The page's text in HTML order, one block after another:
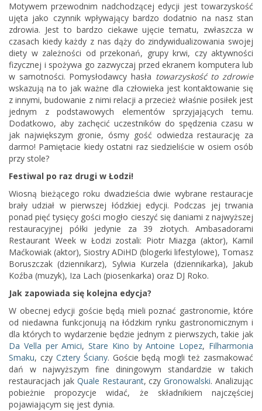
Motywem przewodnim nadchodzącej edycji jest towarzyskość
ujęta jako czynnik wpływający bardzo dodatnio na nasz stan
zdrowia. Jest to bardzo ciekawe ujęcie tematu, zwłaszcza w
czasach kiedy każdy z nas dąży do zindywidualizowania swojej
diety w zależności od przekonań, grupy krwi, czy aktywności
fizycznej i spożywa go zazwyczaj przed ekranem komputera lub
w samotności. Pomysłodawcy hasła towarzyskość to zdrowie
wskazują na to jak ważne dla człowieka jest kontaktowanie się
z innymi, budowanie z nimi relacji a przecież właśnie posiłek jest
jednym z podstawowych elementów sprzyjających temu.
Dodatkowo, aby zachęcić uczestników do spędzenia czasu w
jak największym gronie, ósmy gość odwiedza restaurację za
darmo! Pamiętacie kiedy ostatni raz siedzieliście w osiem osób
przy stole?
Festiwal po raz drugi w Łodzi!
Wiosną bieżącego roku dwadzieścia dwie wybrane restauracje
brały udział w pierwszej łódzkiej edycji. Podczas jej trwania
ponad pięć tysięcy gości mogło cieszyć się daniami z najwyższej
restauracyjnej półki jedynie za 39 złotych. Ambasadorami
Restaurant Week w Łodzi zostali: Piotr Miazga (aktor), Kamil
Maćkowiak (aktor), Siostry ADiHD (blogerki lifestylowe), Tomasz
Boruszczak (dziennikarz), Sylwia Kurzela (dziennikarka), Jakub
Koźba (muzyk), Iza Lach (piosenkarka) oraz DJ Roko.
Jak zapowiada się kolejna edycja?
W obecnej edycji goście będą mieli poznać gastronomie, które
od niedawna funkcjonują na łódzkim rynku gastronomicznym i
dla których to wydarzenie będzie jednym z pierwszych, takie jak
Da Vella per Amici,Stare Kino by Antoine Lopez, Filharmonia
Smaku, czy Cztery Ściany. Goście będą mogli też zasmakować
dań w najwyższym fine diningowym standardzie w takich
restauracjach jak Quale Restaurant, czyGronowalski. Analizując
pobieżnie propozycje widać, że składnikiem najczęściej
pojawiającym się jest dynia.